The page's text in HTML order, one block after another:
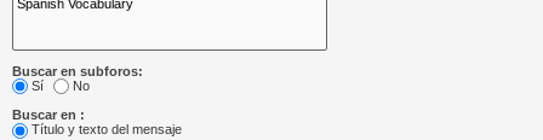
Buscar en subforos:
Sí
No
Buscar en :
Título y texto del mensaje